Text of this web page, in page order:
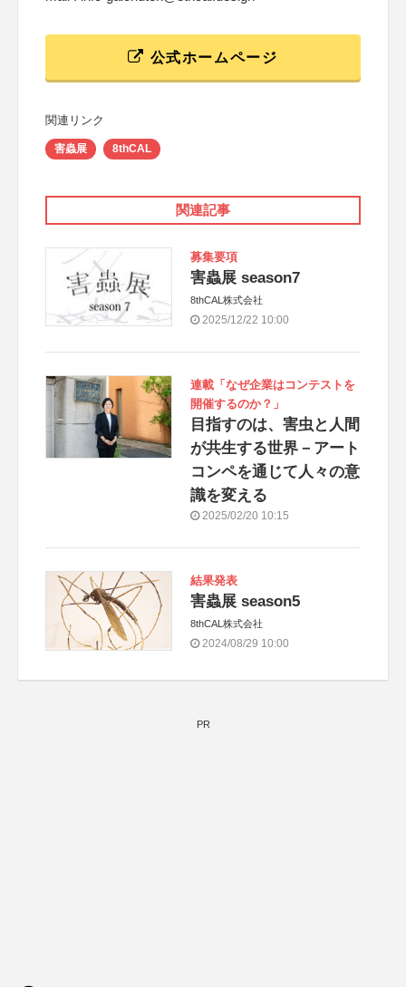
公式ホームページ
関連リンク
害蟲展 8thCAL
関連記事
募集要項
害蟲展 season7
8thCAL株式会社
2025/12/22 10:00
連載「なぜ企業はコンテストを
開催するのか？」
目指すのは、害虫と人間
が共生する世界－アート
コンペを通じて人々の意
識を変える
2025/02/20 10:15
結果発表
害蟲展 season5
8thCAL株式会社
2024/08/29 10:00
PR